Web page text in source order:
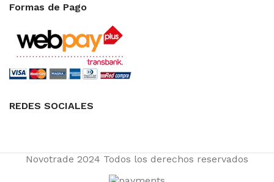
Formas de Pago
REDES SOCIALES
Novotrade 2024 Todos los derechos reservados